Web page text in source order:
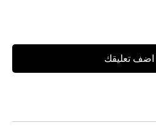
اضف تعليقك